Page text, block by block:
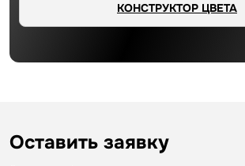
КОНСТРУКТОР ЦВЕТА
Оставить заявку